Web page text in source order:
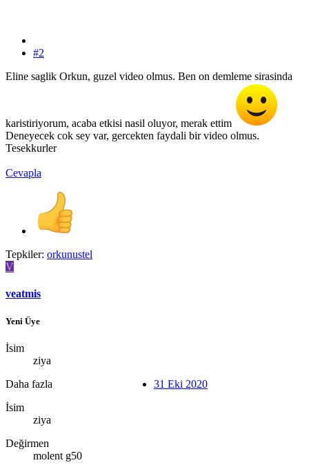
#2
Eline saglik Orkun, guzel video olmus. Ben on demleme sirasinda
karistiriyorum, acaba etkisi nasil oluyor, merak ettim
Deneyecek cok sey var, gercekten faydali bir video olmus.
Tesekkurler
Cevapla
Tepkiler: orkunustel
V
veatmis
Yeni Üye
İsim
ziya
Daha fazla
İsim
ziya
Değirmen
molent g50
31 Eki 2020